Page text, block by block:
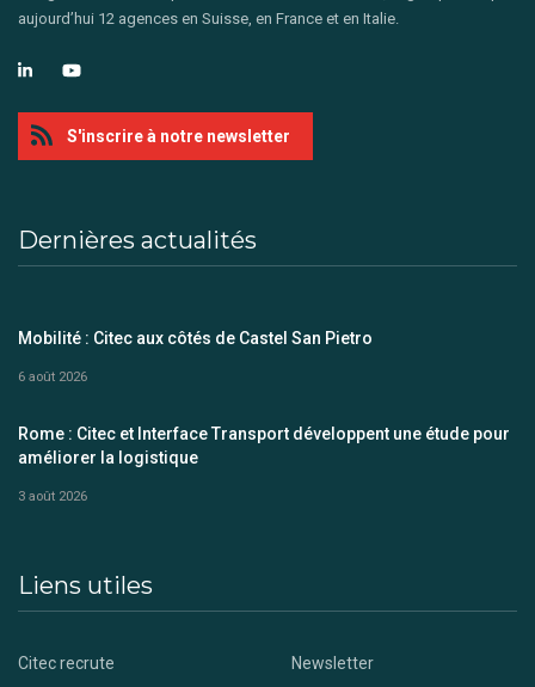
aujourd’hui 12 agences en Suisse, en France et en Italie.
S'inscrire à notre newsletter
Dernières actualités
Mobilité : Citec aux côtés de Castel San Pietro
6 août 2026
Rome : Citec et Interface Transport développent une étude pour
améliorer la logistique
3 août 2026
Liens utiles
Citec recrute Newsletter